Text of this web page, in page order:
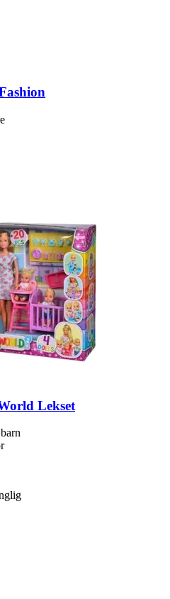
Lekset